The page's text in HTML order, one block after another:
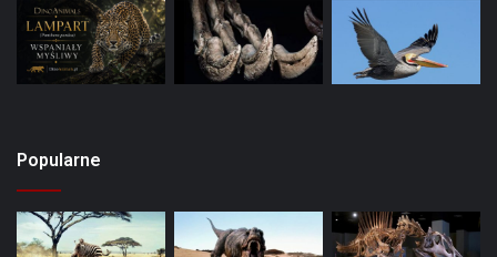
Popularne